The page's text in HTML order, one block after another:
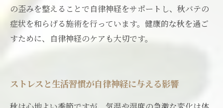
の歪みを整えることで自律神経をサポートし、秋バテの
症状を和らげる施術を行っています。健康的な秋を過ご
すために、自律神経のケアも大切です。
ストレスと生活習慣が自律神経に与える影響